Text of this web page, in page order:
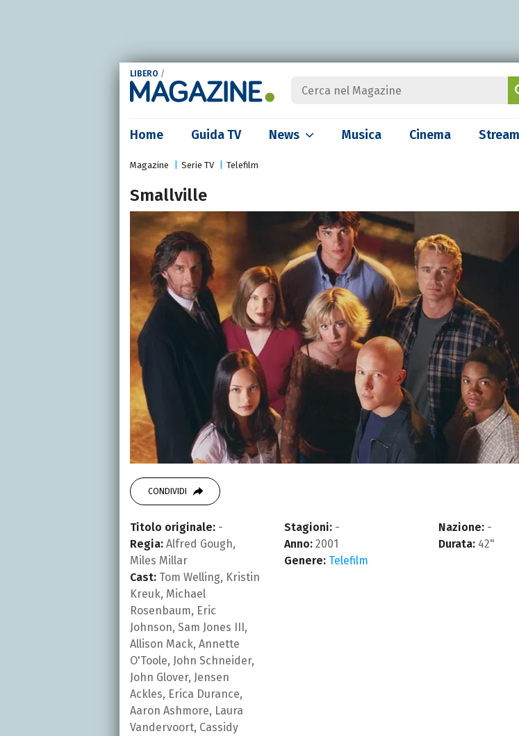
LIBERO /
Home Guida TV News Musica Cinema
Magazine Serie TV Telefilm
Smallville
CONDIVIDI
Titolo originale: -
Regia: Alfred Gough,
Miles Millar
Cast: Tom Welling, Kristin
Kreuk, Michael
Rosenbaum, Eric
Johnson, Sam Jones III,
Allison Mack, Annette
O'Toole, John Schneider,
John Glover, Jensen
Ackles, Erica Durance,
Aaron Ashmore, Laura
Vandervoort, Cassidy
Stagioni: -
Anno: 2001
Genere: Telefilm
Nazione: -
Durata: 42"